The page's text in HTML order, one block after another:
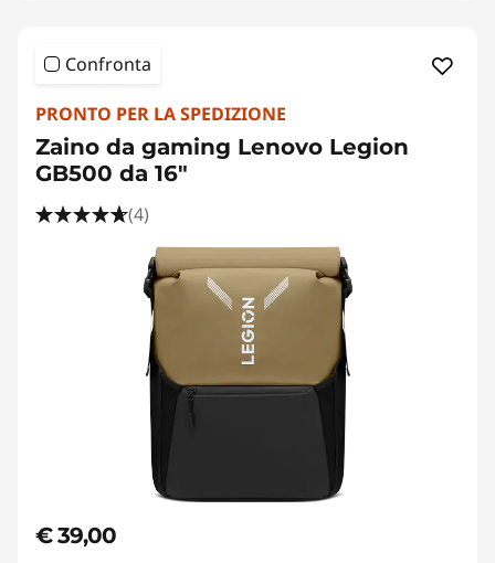
Confronta
PRONTO PER LA SPEDIZIONE
Zaino da gaming Lenovo Legion
GB500 da 16"
(4)
€ 39,00